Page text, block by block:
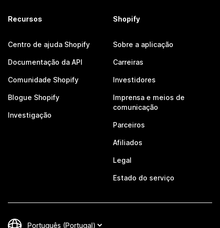
Recursos
Centro de ajuda Shopify
Documentação da API
Comunidade Shopify
Blogue Shopify
Investigação
Shopify
Sobre a aplicação
Carreiras
Investidores
Imprensa e meios de
comunicação
Parceiros
Afiliados
Legal
Estado do serviço